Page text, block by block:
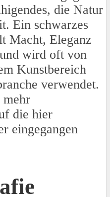
die Natur
Ein schwarzes
Macht, Eleganz
wird oft von
Kunstbereich
verwendet.
mehr
die hier
eingegangen